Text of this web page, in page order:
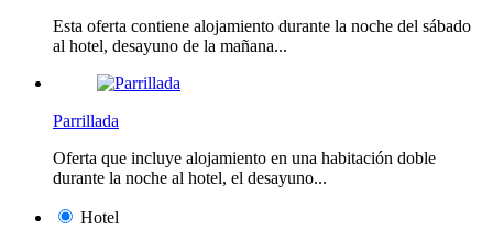
Esta oferta contiene alojamiento durante la noche del sábado
al hotel, desayuno de la mañana...
Parrillada
Oferta que incluye alojamiento en una habitación doble
durante la noche al hotel, el desayuno...
Hotel